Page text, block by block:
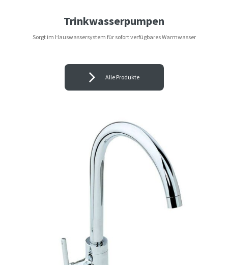
Trinkwasserpumpen
Sorgt im Hauswassersystem für sofort verfügbares Warmwasser
Alle Produkte